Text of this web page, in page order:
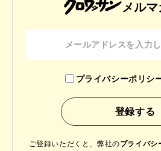
メル
プライバシーポリシ
ご登録いただくと、弊社のプライバシ